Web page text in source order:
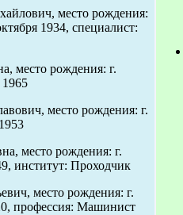
место рождения:
1934, специалист:
место рождения: г.
место рождения: г.
место рождения: г.
институт: Проходчик
место рождения: г.
профессия: Машинист